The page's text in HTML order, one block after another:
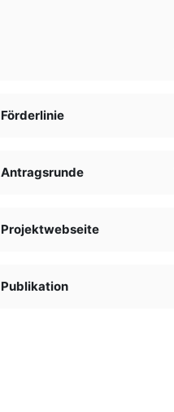
Förderlinie
Antragsrunde
Projektwebseite
Publikation